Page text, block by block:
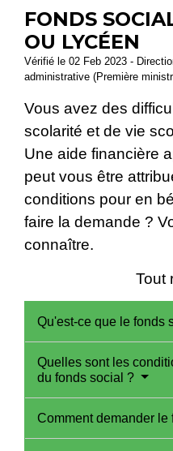
FONDS
OU LYCÉEN
Vérifié le 02 Feb 2023 -
administrative (Première
Vous avez des
scolarité et de vie
Une aide financière
peut vous être
conditions pour en
faire la demande ?
connaître.
Tout
Qu'est-ce que le fonds
Quelles sont les
du fonds social ?
Comment demander le